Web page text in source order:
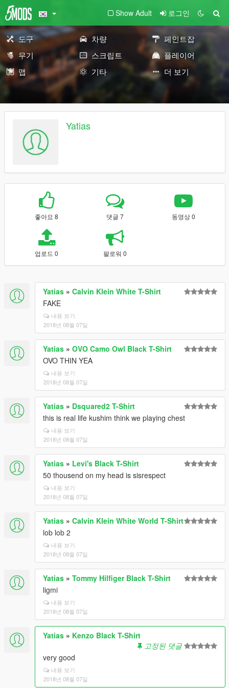
Show Adult 로그인
도구 차량
페인트잡
무기
스크립트
플레이어
맵
기타 더 보기
Yatias
좋아요 8 댓글 7 동영상 0
업로드 0 팔로워 0
Yatias » Calvin Klein White T-Shirt
FAKE
내용 보기
2018년 08월 07일
Yatias » OVO Camo Owl Black T-Shirt
OVO THIN YEA
내용 보기
2018년 08월 07일
Yatias » Dsquared2 T-Shirt
this is real life kushim think we playing chest
내용 보기
2018년 08월 07일
Yatias » Levi's Black T-Shirt
50 thousend on my head is sisrespect
내용 보기
2018년 08월 07일
Yatias » Calvin Klein White World T-Shirt
lob lob 2
내용 보기
2018년 08월 07일
Yatias » Tommy Hilfiger Black T-Shirt
ligmi
내용 보기
2018년 08월 07일
Yatias » Kenzo Black T-Shirt
고정된 댓글
very good
내용 보기
2018년 08월 07일